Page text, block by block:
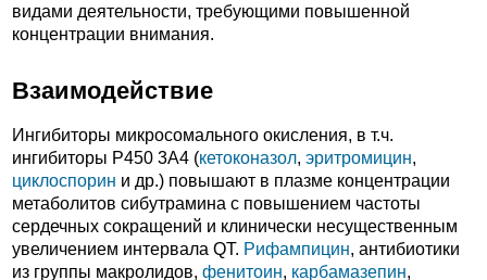
видами деятельности, требующими повышенной
концентрации внимания.
Взаимодействие
Ингибиторы микросомального окисления, в т.ч.
ингибиторы P450 3A4 (кетоконазол, эритромицин,
циклоспорин и др.) повышают в плазме концентрации
метаболитов сибутрамина с повышением частоты
сердечных сокращений и клинически несущественным
увеличением интервала QT. Рифампицин, антибиотики
из группы макролидов, фенитоин, карбамазепин,